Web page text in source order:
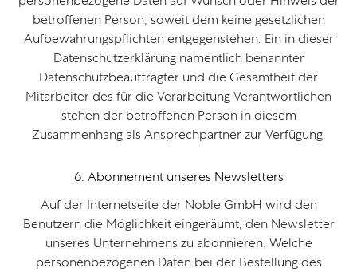
betroffenen Person, soweit dem keine gesetzlichen
Aufbewahrungspflichten entgegenstehen. Ein in dieser
Datenschutzerklärung namentlich benannter
Datenschutzbeauftragter und die Gesamtheit der
Mitarbeiter des für die Verarbeitung Verantwortlichen
stehen der betroffenen Person in diesem
Zusammenhang als Ansprechpartner zur Verfügung.
6. Abonnement unseres Newsletters
Auf der Internetseite der Noble GmbH wird den
Benutzern die Möglichkeit eingeräumt, den Newsletter
unseres Unternehmens zu abonnieren. Welche
personenbezogenen Daten bei der Bestellung des